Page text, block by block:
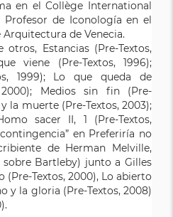
en el Collège International
Profesor de Iconología en el
de Venecia.
Estancias (Pre-Textos,
viene (Pre-Textos, 1996);
1999); Lo que queda de
2000); Medios sin fin (Pre-
la muerte (Pre-Textos, 2003);
sacer II, 1 (Pre-Textos,
en Preferiría no
de Herman Melville,
Bartleby) junto a Gilles
(Pre-Textos, 2000), Lo abierto
y la gloria (Pre-Textos, 2008)